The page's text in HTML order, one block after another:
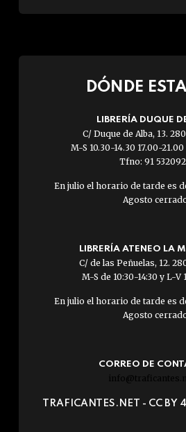
DÓNDE
LIBRERÍA DUQUE
C/ Duque de Alba, 13.
M-S 10.30-14.30 17.00-
Tfno: 91
En julio el horario de tarde es
Agosto
LIBRERÍA ATENEO LA
C/ de las Peñuelas, 12.
M-S de 10:30-14:30 y L-V
En julio el horario de tarde es
Agosto
CORREO DE
TRAFICANTES.NET - CC BY